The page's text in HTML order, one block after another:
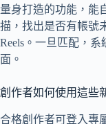
量身打造的功能，能
描，找出是否有帳號
Reels。一旦匹配，
面。
創作者如何使用這些
合格創作者可登入專